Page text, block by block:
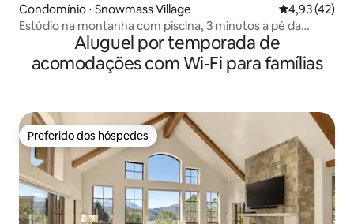
Condomínio ⋅ Snowmass Village 4,93 de uma
4,93 (42)
Estúdio na montanha com piscina, 3 minutos a pé da
Aluguel por temporada de
acomodações com Wi-Fi para famílias
Preferido dos hóspedes
Preferido dos hóspedes